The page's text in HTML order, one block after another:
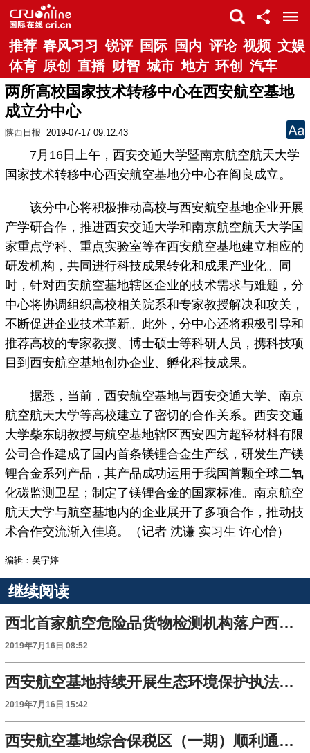
推荐 春风习习 锐评 国际 国内 评论 视频 文娱
体育 原创 直播 财智 城市 地方 环创 汽车
两所高校国家技术转移中心在西安航空基地
成立分中心
陕西日报 2019-07-17 09:12:43
7月16日上午，西安交通大学暨南京航空航天大学
国家技术转移中心西安航空基地分中心在阎良成立。
该分中心将积极推动高校与西安航空基地企业开展
产学研合作，推进西安交通大学和南京航空航天大学国
家重点学科、重点实验室等在西安航空基地建立相应的
研发机构，共同进行科技成果转化和成果产业化。同
时，针对西安航空基地辖区企业的技术需求与难题，分
中心将协调组织高校相关院系和专家教授解决和攻关，
不断促进企业技术革新。此外，分中心还将积极引导和
推荐高校的专家教授、博士硕士等科研人员，携科技项
目到西安航空基地创办企业、孵化科技成果。
据悉，当前，西安航空基地与西安交通大学、南京
航空航天大学等高校建立了密切的合作关系。西安交通
大学柴东朗教授与航空基地辖区西安四方超轻材料有限
公司合作建成了国内首条镁锂合金生产线，研发生产镁
锂合金系列产品，其产品成功运用于我国首颗全球二氧
化碳监测卫星；制定了镁锂合金的国家标准。南京航空
航天大学与航空基地内的企业展开了多项合作，推动技
术合作交流渐入佳境。（记者 沈谦 实习生 许心怡）
编辑：吴宇婷
继续阅读
西北首家航空危险品货物检测机构落户西安咸阳机场
2019年7月16日 08:52
西安航空基地持续开展生态环境保护执法大练兵活动
2019年7月16日 15:42
西安航空基地综合保税区（一期）顺利通过预验收